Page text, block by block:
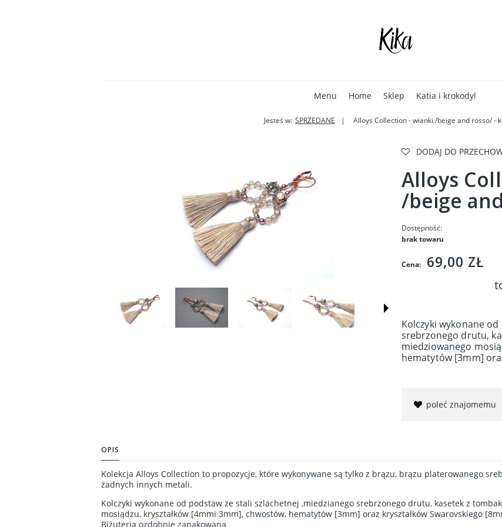
Menu Home Sklep Katia i krokodyl
Jesteś w: SPRZEDANE Alloys Collection - wianki /beige and rosso/ -
DODAJ DO
Alloys
/beige
Dostępność:
brak towaru
Cena: 69,00 ZŁ
Kolczyki wykonane
srebrzonego drutu,
miedziowanego
hematytów [3mm]
poleć znajomemu
OPIS
Kolekcja Alloys Collection to propozycje, które wykonywane są tylko z brązu, brązu platerowanego
żadnych innych metali.
Kolczyki wykonane od podstaw ze stali szlachetnej ,miedzianego srebrzonego drutu, kasetek z
mosiądzu, kryształków [4mmi 3mm], chwostów, hematytów [3mm] oraz kryształków Swarovskiego
Biżuteria ozdobnie zapakowana